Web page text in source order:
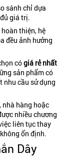
sánh chỉ dựa
giá trị.
thiện, hệ
đều ảnh hưởng
cógiá rẻ nhất
sản phẩm có
nhu cầu sử dụng
nhà hàng hoặc
nhiều chương
liên tục thay
ổn định.
Dây